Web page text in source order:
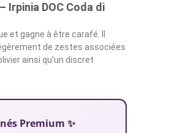
Irpinia DOC Coda di
et gagne à être carafé. Il
de zestes associées
ainsi qu’un discret
Premium ✨